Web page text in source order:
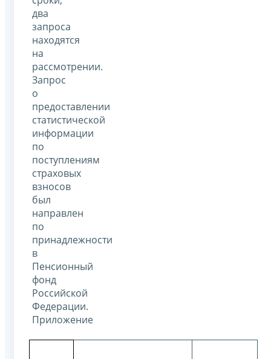
два
запроса
находятся
на
рассмотрении.
Запрос
о
предоставлении
статистической
информации
по
поступлениям
страховых
взносов
был
направлен
по
принадлежности
в
Пенсионный
фонд
Российской
Федерации.
Приложение